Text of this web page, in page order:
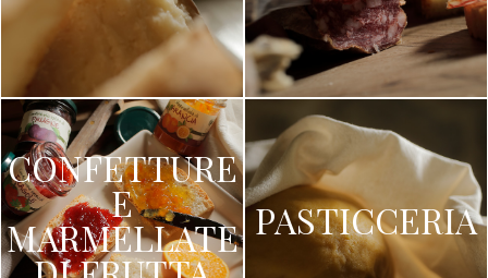
CONFETTURE
E
MARMELLATE PASTICCERIA